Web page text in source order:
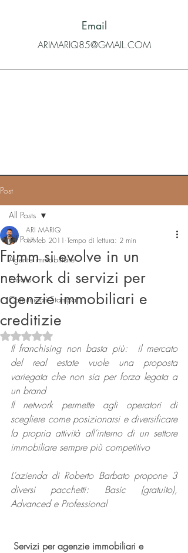
Email
ARIMARIQ85@GMAIL.COM
Connect
Post
All Posts
Agente immobiliare
Privato
Comunicati Stampa
All Posts
Frimm si evolve in un
network di servizi per
agenzie immobiliari e
creditizie
ARI MARIQ
17 feb 2011 Tempo di lettura: 2 min
Valutazione NaN stelle su 5.
Il franchising non basta più:  il mercato
del real estate vuole una proposta
variegata che non sia per forza legata a
un brand
Il network permette agli operatori di
scegliere come posizionarsi e diversificare
la propria attività all’interno di un settore
immobiliare sempre più competitivo
L’azienda di Roberto Barbato propone 3
diversi pacchetti: Basic (gratuito),
Advanced e Professional
Servizi per agenzie immobiliari e